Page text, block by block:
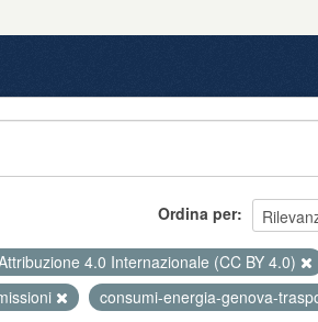
Ordina per
4.0 Internazionale (CC BY 4.0)
consumi-energia-genova-